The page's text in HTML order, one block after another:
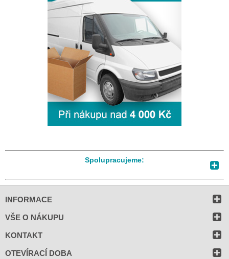
Spolupracujeme:
INFORMACE
VŠE O NÁKUPU
KONTAKT
OTEVÍRACÍ DOBA